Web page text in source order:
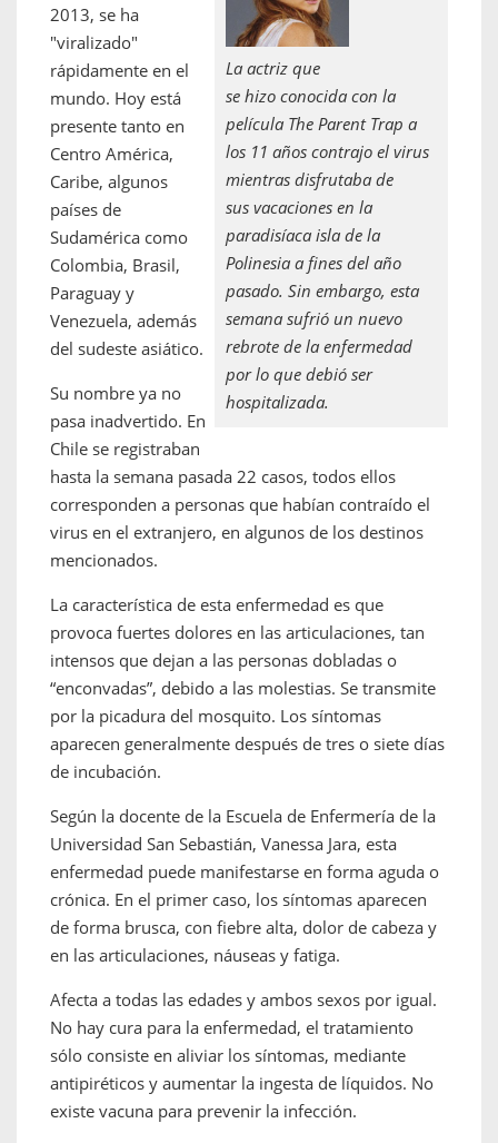
La actriz que
se hizo conocida con la
película The Parent Trap a
los 11 años contrajo el virus
mientras disfrutaba de
sus vacaciones en la
paradisíaca isla de la
Polinesia a fines del año
pasado. Sin embargo, esta
semana sufrió un nuevo
rebrote de la enfermedad
por lo que debió ser
hospitalizada.
2013, se ha
"viralizado"
rápidamente en el
mundo. Hoy está
presente tanto en
Centro América,
Caribe, algunos
países de
Sudamérica como
Colombia, Brasil,
Paraguay y
Venezuela, además
del sudeste asiático.
Su nombre ya no
pasa inadvertido. En
Chile se registraban
hasta la semana pasada 22 casos, todos ellos
corresponden a personas que habían contraído el
virus en el extranjero, en algunos de los destinos
mencionados.
La característica de esta enfermedad es que
provoca fuertes dolores en las articulaciones, tan
intensos que dejan a las personas dobladas o
“enconvadas”, debido a las molestias. Se transmite
por la picadura del mosquito. Los síntomas
aparecen generalmente después de tres o siete días
de incubación.
Según la docente de la Escuela de Enfermería de la
Universidad San Sebastián, Vanessa Jara, esta
enfermedad puede manifestarse en forma aguda o
crónica. En el primer caso, los síntomas aparecen
de forma brusca, con fiebre alta, dolor de cabeza y
en las articulaciones, náuseas y fatiga.
Afecta a todas las edades y ambos sexos por igual.
No hay cura para la enfermedad, el tratamiento
sólo consiste en aliviar los síntomas, mediante
antipiréticos y aumentar la ingesta de líquidos. No
existe vacuna para prevenir la infección.